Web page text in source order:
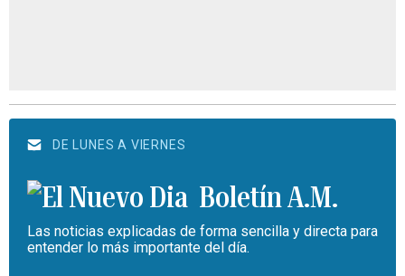
DE LUNES A VIERNES
Boletín A.M.
Las noticias explicadas de forma sencilla y directa para
entender lo más importante del día.